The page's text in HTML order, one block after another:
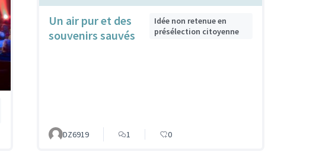
Un air pur et des
souvenirs sauvés
Idée non retenue en
présélection citoyenne
DZ6919 1 0